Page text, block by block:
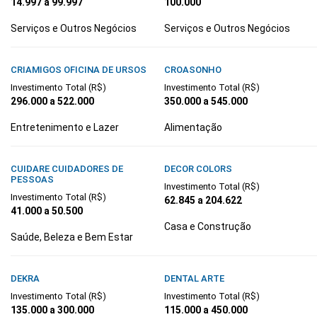
Serviços e Outros Negócios Serviços e Outros Negócios
CRIAMIGOS OFICINA DE URSOS
Investimento Total (R$)
296.000 a 522.000
Entretenimento e Lazer
CROASONHO
Investimento Total (R$)
350.000 a 545.000
Alimentação
CUIDARE CUIDADORES DE
PESSOAS
Investimento Total (R$)
41.000 a 50.500
Saúde, Beleza e Bem Estar
DECOR COLORS
Investimento Total (R$)
62.845 a 204.622
Casa e Construção
DEKRA
Investimento Total (R$)
135.000 a 300.000
DENTAL ARTE
Investimento Total (R$)
115.000 a 450.000